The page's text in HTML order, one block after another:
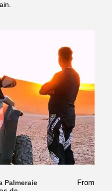
Palmeraie
From